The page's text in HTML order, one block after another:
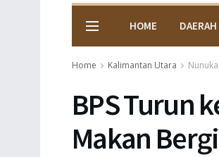
HOME DAERAH
Home Kalimantan Utara
BPS Turun
Makan